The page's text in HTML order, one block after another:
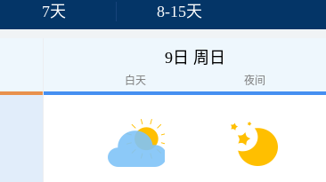
7天 8-15天
9日 周日
白天 夜间